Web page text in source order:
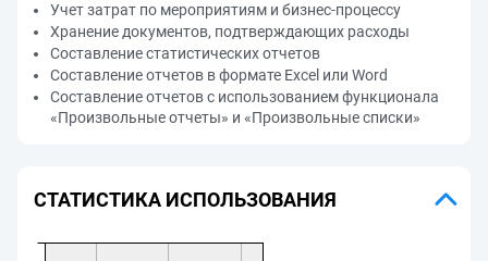
Учет затрат по мероприятиям и бизнес-процессу
Хранение документов, подтверждающих расходы
Составление статистических отчетов
Составление отчетов в формате Excel или Word
Составление отчетов с использованием функционала
«Произвольные отчеты» и «Произвольные списки»
СТАТИСТИКА ИСПОЛЬЗОВАНИЯ